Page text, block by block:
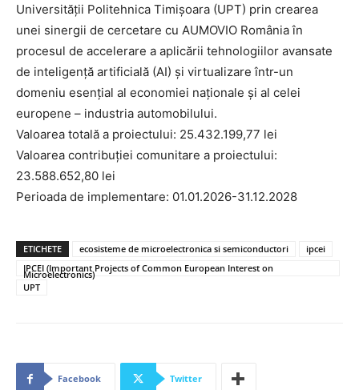
Universității Politehnica Timișoara (UPT) prin crearea
unei sinergii de cercetare cu AUMOVIO România în
procesul de accelerare a aplicării tehnologiilor avansate
de inteligență artificială (AI) și virtualizare într-un
domeniu esențial al economiei naționale și al celei
europene – industria automobilului.
Valoarea totală a proiectului: 25.432.199,77 lei
Valoarea contribuției comunitare a proiectului:
23.588.652,80 lei
Perioada de implementare: 01.01.2026-31.12.2028
ETICHETE ecosisteme de microelectronica si semiconductori
ipcei
IPCEI (Important Projects of Common European Interest on
Microelectronics)
UPT
Facebook Twitter